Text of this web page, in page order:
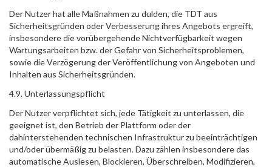
Der Nutzer hat alle Maßnahmen zu dulden, die TDT aus
Sicherheitsgründen oder Verbesserung ihres Angebots ergreift,
insbesondere die vorübergehende Nichtverfügbarkeit wegen
Wartungsarbeiten bzw. der Gefahr von Sicherheitsproblemen,
sowie die Verzögerung der Veröffentlichung von Angeboten und
Inhalten aus Sicherheitsgründen.
4.9. Unterlassungspflicht
Der Nutzer verpflichtet sich, jede Tätigkeit zu unterlassen, die
geeignet ist, den Betrieb der Plattform oder der
dahinterstehenden technischen Infrastruktur zu beeinträchtigen
und/oder übermäßig zu belasten. Dazu zählen insbesondere das
automatische Auslesen, Blockieren, Überschreiben, Modifizieren,